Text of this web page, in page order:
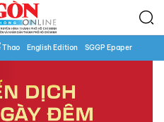
Thao English Edition SGGP Epaper